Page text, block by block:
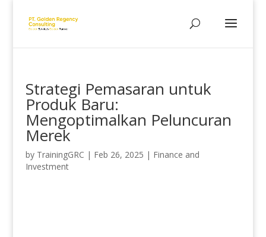
Strategi Pemasaran untuk
Produk Baru:
Mengoptimalkan Peluncuran
Merek
by TrainingGRC | Feb 26, 2025 | Finance and
Investment